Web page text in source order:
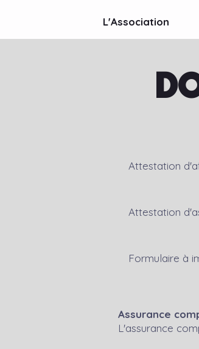
L'Association
Attestation
Attestation
Formulaire à
Assurance
L'assurance